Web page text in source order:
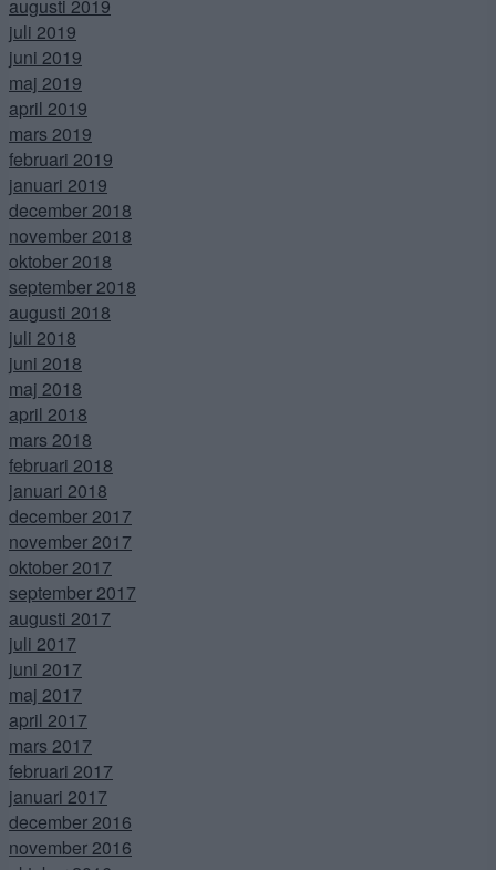
augusti 2019
juli 2019
juni 2019
maj 2019
april 2019
mars 2019
februari 2019
januari 2019
december 2018
november 2018
oktober 2018
september 2018
augusti 2018
juli 2018
juni 2018
maj 2018
april 2018
mars 2018
februari 2018
januari 2018
december 2017
november 2017
oktober 2017
september 2017
augusti 2017
juli 2017
juni 2017
maj 2017
april 2017
mars 2017
februari 2017
januari 2017
december 2016
november 2016